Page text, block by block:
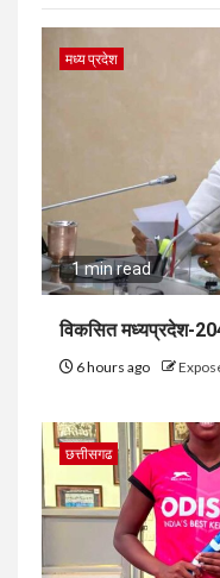
मध्य प्रदेश
1 min read
विकसित मध्यप्रदेश-
6 hours ago
छत्तीसगढ